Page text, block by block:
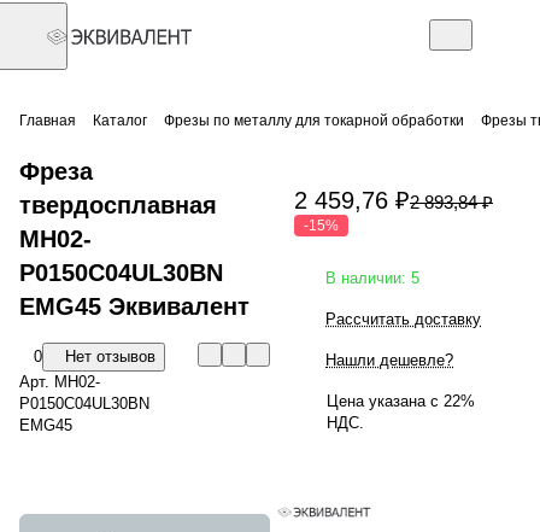
Главная Каталог Фрезы по металлу для токарной обработки Фрезы
Фреза
твердосплавная
MH02-
P0150C04UL30BN
EMG45 Эквивалент
0
Нет отзывов
Арт. MH02-
P0150C04UL30BN
EMG45
2 459,76 ₽2 893,84 ₽
-15%
В наличии: 5
Рассчитать доставку
Нашли дешевле?
Цена указана с 22%
НДС.